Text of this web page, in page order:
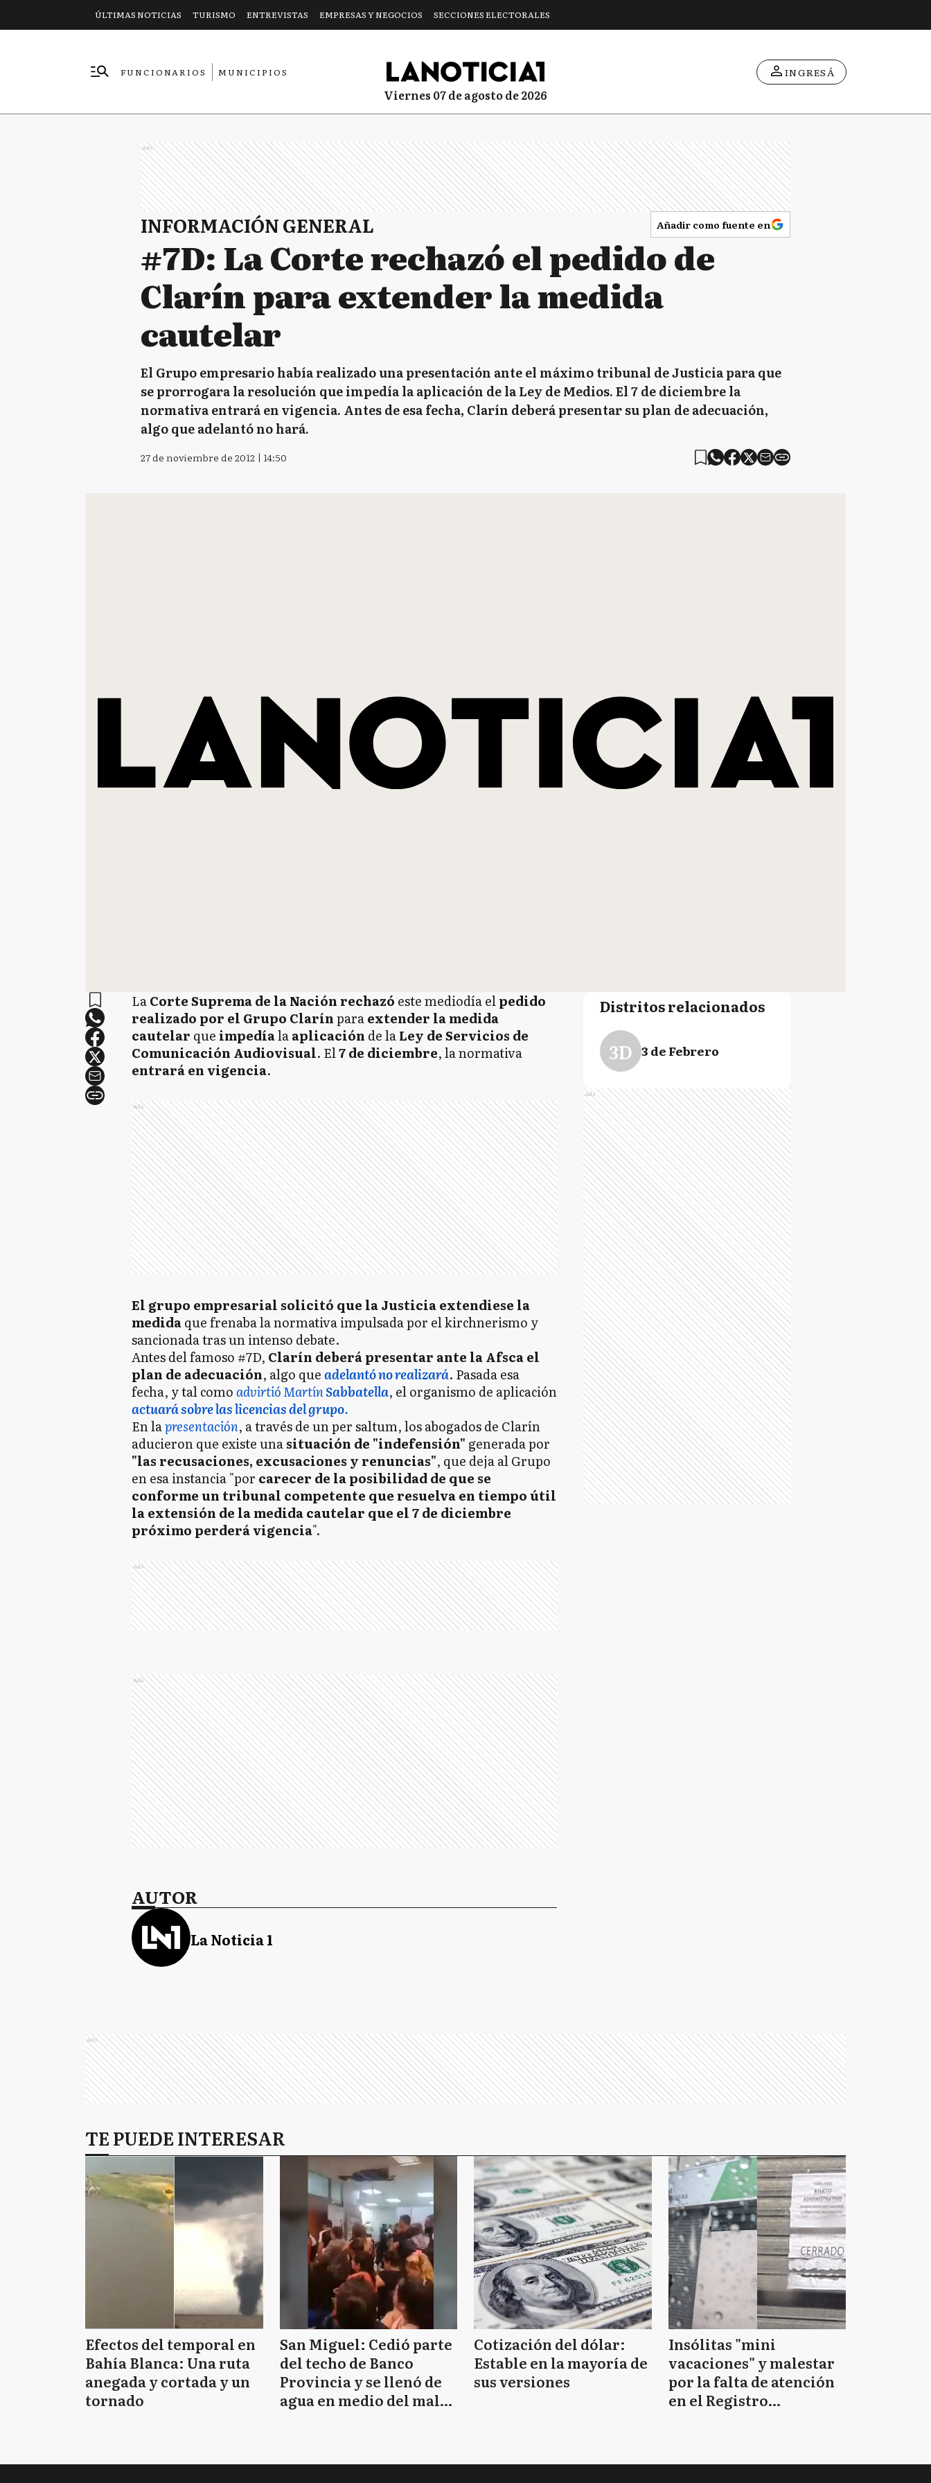
ÚLTIMAS NOTICIAS TURISMO ENTREVISTAS EMPRESAS Y NEGOCIOS SECCIONES ELECTORALES
FUNCIONARIOS
MUNICIPIOS
viernes 07 de agosto de 2026
INGRESÁ
Ads
INFORMACIÓN GENERAL Añadir como fuente en
#7D: La Corte rechazó el pedido de
Clarín para extender la medida
cautelar
El Grupo empresario había realizado una presentación ante el máximo tribunal de Justicia para que
se prorrogara la resolución que impedía la aplicación de la Ley de Medios. El 7 de diciembre la
normativa entrará en vigencia. Antes de esa fecha, Clarín deberá presentar su plan de adecuación,
algo que adelantó no hará.
27 de noviembre de 2012 | 14:50
LaCorte Suprema de la Nación rechazó este mediodía elpedido
realizado por el Grupo Clarínparaextender la medida
cautelar que impedíalaaplicación de laLey de Servicios de
Comunicación Audiovisual. El7 de diciembre, la normativa
entrará en vigencia.
Ads
El grupo empresarial solicitó que la Justicia extendiese la
medidaque frenaba la normativa impulsada por el kirchnerismo y
sancionada tras un intenso debate.
Antes del famoso #7D, Clarín deberá presentar ante la Afsca el
plan de adecuación, algo queadelantó no realizará. Pasada esa
fecha, y tal comoadvirtió MartínSabbatella, el organismo de aplicación
actuará sobre las licencias del grupo.
En lapresentación, a través de un per saltum, los abogados de Clarín
aducieron que existe unasituación de "indefensión" generada por
"las recusaciones, excusaciones y renuncias", que deja al Grupo
en esa instancia "por carecer de la posibilidad de que se
conforme un tribunal competente que resuelva en tiempo útil
la extensión de la medida cautelar que el 7 de diciembre
próximo perderá vigencia".
Ads
Ads
AUTOR
La Noticia 1
Distritos relacionados
3D 3 de Febrero
Ads
Ads
TE PUEDE INTERESAR
Efectos del temporal en
Bahía Blanca: Una ruta
anegada y cortada y un
tornado
San Miguel: Cedió parte
del techo de Banco
Provincia y se llenó de
agua en medio del mal
Cotización del dólar:
Estable en la mayoría de
sus versiones
Insólitas "mini
vacaciones" y malestar
por la falta de atención
en el Registro